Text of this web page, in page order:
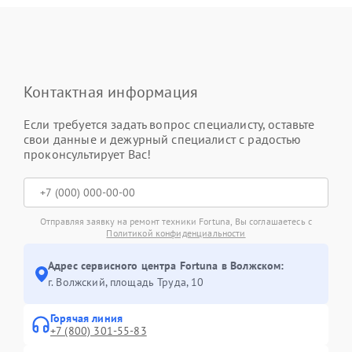
Контактная информация
Если требуется задать вопрос специалисту, оставьте
свои данные и дежурный специалист с радостью
проконсультирует Вас!
Отправляя заявку на ремонт техники Fortuna, Вы соглашаетесь с
Политикой конфиденциальности
Адрес сервисного центра Fortuna в Волжском:
г. Волжский, площадь Труда, 10
Горячая линия
+7 (800) 301-55-83